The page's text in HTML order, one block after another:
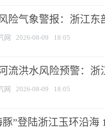
险气象警报：浙江
网 2026-08-09 18:05
流洪水风险预警：
网 2026-08-09 18:05
豚”登陆浙江玉环沿海